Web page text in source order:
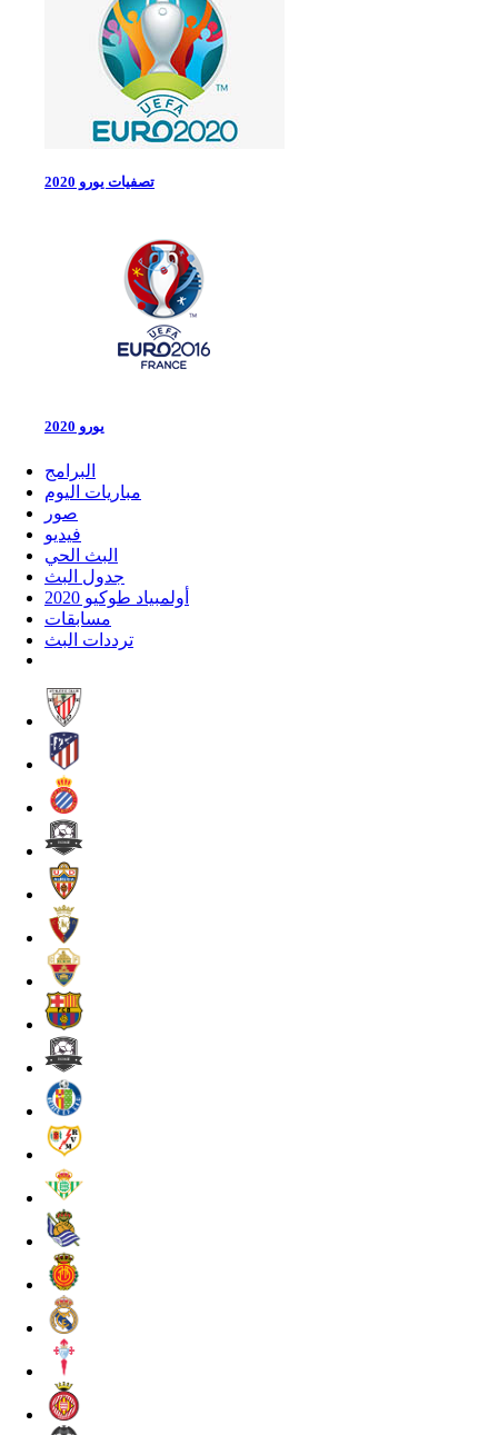
تصفيات يورو 2020
يورو 2020
البرامج
مباريات اليوم
صور
فيديو
البث الحي
جدول البث
أولمبياد طوكيو 2020
مسابقات
ترددات البث